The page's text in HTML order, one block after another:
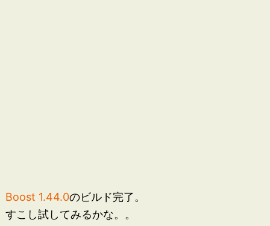
Boost 1.44.0のビルド完了。
すこし試してみるかな。。